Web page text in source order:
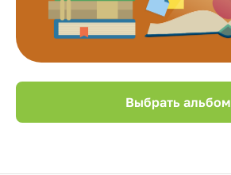
Выбрать альбом